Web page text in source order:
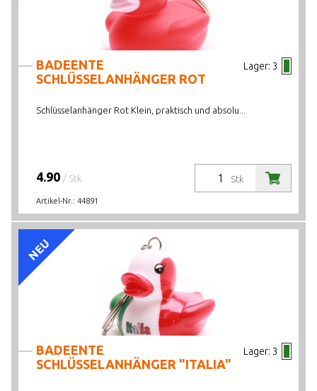
Lager: 3
BADEENTE
SCHLÜSSELANHÄNGER ROT
Schlüsselanhänger Rot Klein, praktisch und absolu...
Stk.
4.90 / Stk.
Artikel-Nr.: 44891
NEU
Lager: 3
BADEENTE
SCHLÜSSELANHÄNGER "ITALIA"